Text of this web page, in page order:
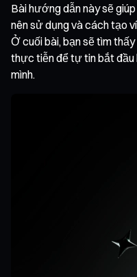
Bài hướng dẫn này sẽ
nên sử dụng và cách tạo
Ở cuối bài, bạn sẽ tìm
thực tiễn để tự tin bắt đầu
mình.